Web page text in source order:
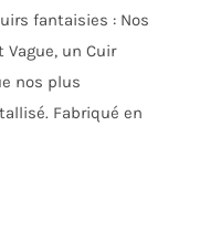
fantaisies : Nos
un Cuir
nos plus
Fabriqué en